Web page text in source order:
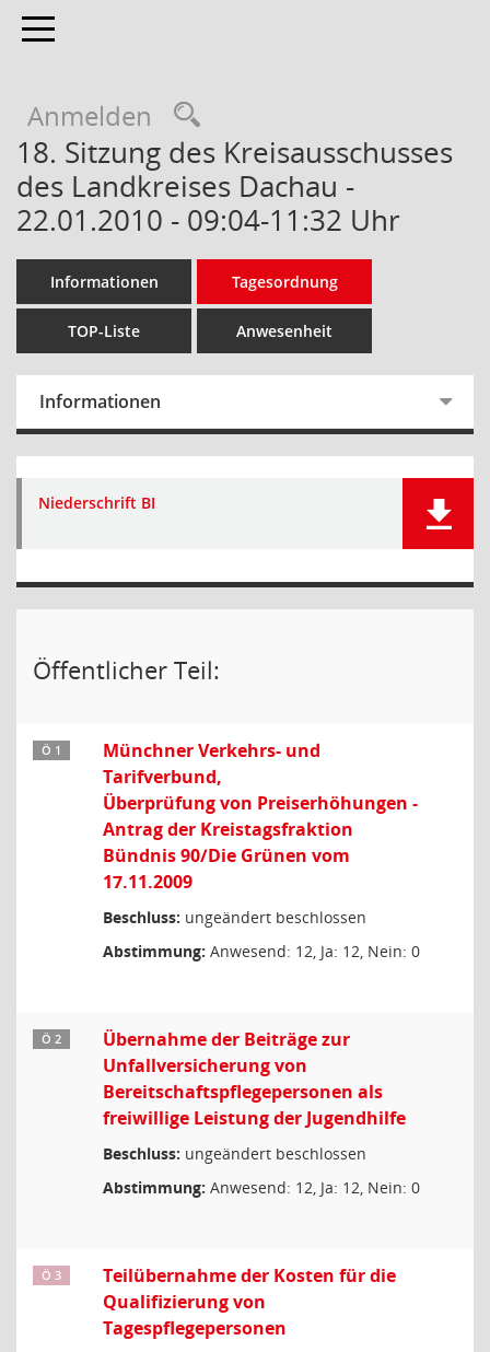
Toggle navigation
Anmelden
18. Sitzung des Kreisausschusses
des Landkreises Dachau -
22.01.2010 - 09:04-11:32 Uhr
Informationen Tagesordnung
TOP-Liste Anwesenheit
Informationen
Niederschrift BI
Öffentlicher Teil:
Ö 1
Münchner Verkehrs- und
Tarifverbund,
Überprüfung von Preiserhöhungen -
Antrag der Kreistagsfraktion
Bündnis 90/Die Grünen vom
17.11.2009
Beschluss: ungeändert beschlossen
Abstimmung: Anwesend: 12, Ja: 12, Nein: 0
Ö 2
Übernahme der Beiträge zur
Unfallversicherung von
Bereitschaftspflegepersonen als
freiwillige Leistung der Jugendhilfe
Beschluss: ungeändert beschlossen
Abstimmung: Anwesend: 12, Ja: 12, Nein: 0
Ö 3
Teilübernahme der Kosten für die
Qualifizierung von
Tagespflegepersonen